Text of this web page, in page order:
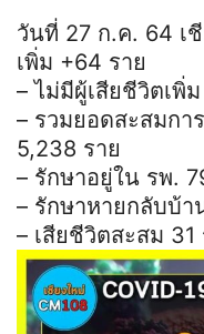
วันที่ 27 ก.ค. 64 เ
เพิ่ม +64 ราย
– ไม่มีผู้เสียชีวิตเพิ่ม
– รวมยอดสะสมกา
5,238 ราย
– รักษาอยู่ใน รพ.
– รักษาหายกลับบ้า
– เสียชีวิตสะสม 31